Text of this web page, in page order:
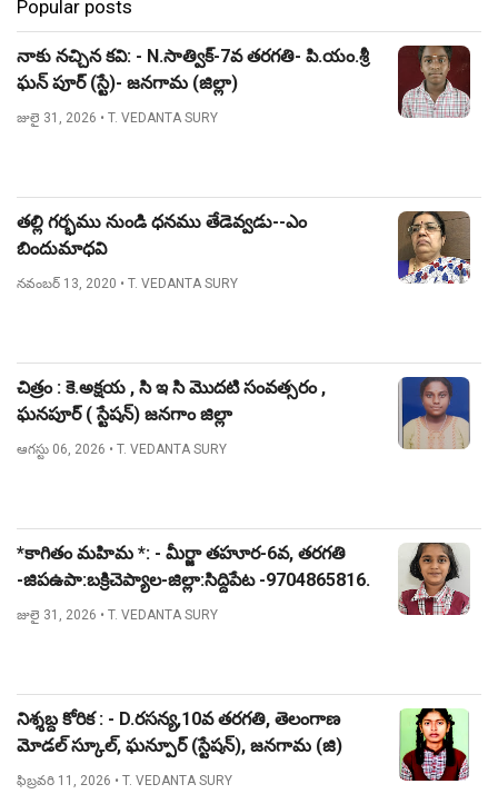
Popular posts
నాకు నచ్చిన కవి: - N.సాత్విక్-7వ తరగతి- పి.యం.శ్రీ
ఘన్ పూర్ (స్టే)- జనగామ (జిల్లా)
జులై 31, 2026 • T. VEDANTA SURY
తల్లి గర్భము నుండి ధనము తేడెవ్వడు--ఎం
బిందుమాధవి
నవంబర్ 13, 2020 • T. VEDANTA SURY
చిత్రం : కె.అక్షయ , సి ఇ సి మొదటి సంవత్సరం ,
ఘనపూర్ ( స్టేషన్) జనగాం జిల్లా
ఆగస్టు 06, 2026 • T. VEDANTA SURY
*కాగితం మహిమ *: - మీర్జా తహూర-6వ, తరగతి
-జిపఉపా:బక్రిచెప్యాల-జిల్లా:సిద్దిపేట -9704865816.
జులై 31, 2026 • T. VEDANTA SURY
నిశ్శబ్ద కోరిక : - D.రసన్య,10వ తరగతి, తెలంగాణ
మోడల్ స్కూల్, ఘన్పూర్ (స్టేషన్), జనగామ (జి)
ఫిబ్రవరి 11, 2026 • T. VEDANTA SURY